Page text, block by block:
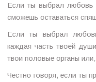
Если ты выбрал любовь
сможешь оставаться
Если ты выбрал
каждая часть твоей
твои половые органы
Честно говоря, если ты